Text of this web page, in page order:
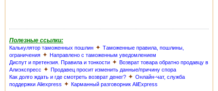
Полезные ссылки:
Калькулятор таможенных пошлин ✦ Таможенные правила, пошлины,
ограничения ✦ Направлено с таможенным уведомлением
Диспут и претензия. Правила и тонкости ✦ Возврат товара обратно продавцу в
Алиэкспресс ✦ Продавец просит изменить данные/причину спора
Как долго ждать и где смотреть возврат денег? ✦ Онлайн-чат, служба
поддержки Aliexpress ✦ Карманный разговорник AliExpress